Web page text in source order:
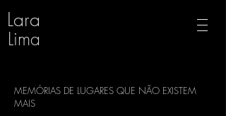
Lara
Lima
MEMÓRIAS DE LUGARES QUE NÃO EXISTEM
MAIS